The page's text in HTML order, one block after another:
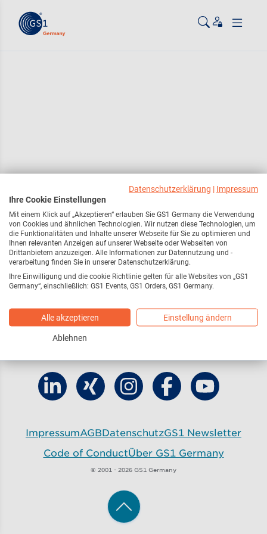
Finde GS1 Germany auf LinkedIn
Finde GS1 Germany auf Xing
Finde GS1 Germany auf
Finde GS1Finde GS1
ImpressumAGBDatenschutzGS1 Newsletter
Code of ConductÜber GS1 Germany
© 2001 - 2026 GS1 Germany
Zum Anfang der Seite
Datenschutzerklärung | Impressum
Ihre Cookie Einstellungen
Mit einem Klick auf „Akzeptieren“ erlauben Sie GS1 Germany die Verwendung
von Cookies und ähnlichen Technologien. Wir nutzen diese Technologien, um
die Funktionalitäten und Inhalte unserer Webseite für Sie zu optimieren und
Ihnen relevanten Anzeigen auf unserer Webseite oder Webseiten von
Drittanbietern anzuzeigen. Alle Informationen zur Datennutzung und -
verarbeitung finden Sie in unserer Datenschutzerklärung.
Ihre Einwilligung und die cookie Richtlinie gelten für alle Websites von „GS1
Germany“, einschließlich: GS1 Events, GS1 Orders, GS1 Germany.
Alle akzeptieren Einstellung ändern
Ablehnen